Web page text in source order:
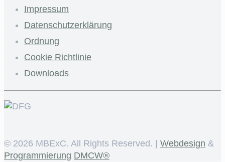
Impressum
Datenschutzerklärung
Ordnung
Cookie Richtlinie
Downloads
© 2026 MBExC. All Rights Reserved. | Webdesign &
Programmierung DMCW®